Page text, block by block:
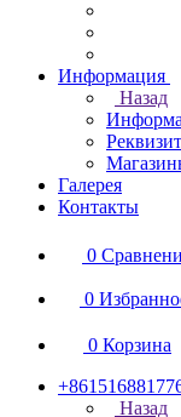
Информация
Назад
Галерея
Контакты
0
0
0 Корзина
Назад